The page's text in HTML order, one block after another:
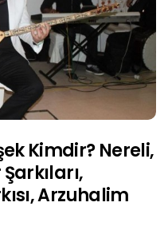
Kimdir? Nereli,
Arzuhalim